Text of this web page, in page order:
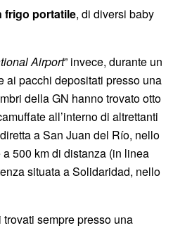
frigo portatile, di diversi baby
Airport” invece, durante un
ai pacchi depositati presso una
della GN hanno trovato otto
all’interno di altrettanti
a San Juan del Río, nello
500 km di distanza (in linea
situata a Solidaridad, nello
sempre presso una